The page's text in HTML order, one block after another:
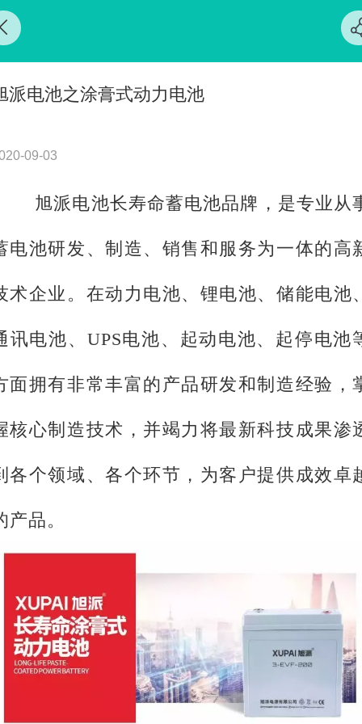
派电池之涂膏式动力电池
09-03
旭派电池长寿命蓄电池品牌，是专业从
电池研发、制造、销售和服务为一体的高
术企业。在动力电池、锂电池、储能电池、
讯电池、UPS电池、起动电池、起停电池
面拥有非常丰富的产品研发和制造经验，
核心制造技术，并竭力将最新科技成果渗
各个领域、各个环节，为客户提供成效卓
产品。